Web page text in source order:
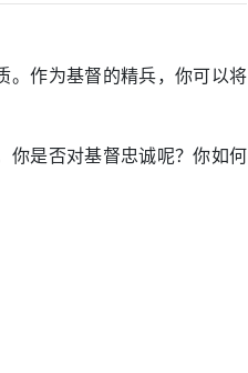
。作为基督的精兵，你可以将
你是否对基督忠诚呢？你如何